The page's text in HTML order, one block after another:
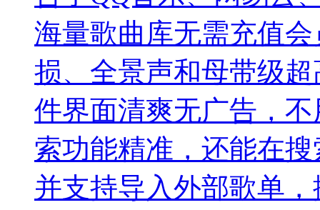
海量歌曲库无需充值
损、全景声和母带级
件界面清爽无广告，
索功能精准，还能在
并支持导入外部歌单